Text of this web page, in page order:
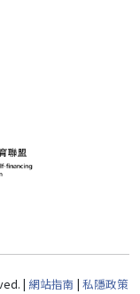
| 網站指南 | 私隱政策